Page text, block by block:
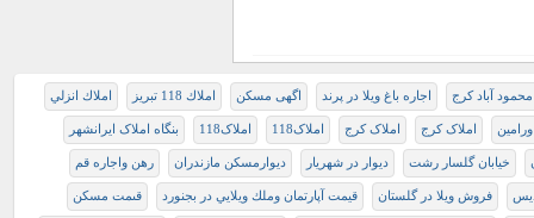
محمود آباد کرج اجاره باغ ویلا در پرند اگهی مسکن املاك 118 تبريز املاك انزلي
املاک کرج املاک کرج املاک118 املاک118 بنگاه املاک ایرانشهر
خیابان گلسار رشت دیوار در شهریار دیوارمسکن مازندران رهن واجاره قم
فروش ویلا در گلستان قيمت آپارتمان وملك ويلايي در بجنورد قىمت مسکن